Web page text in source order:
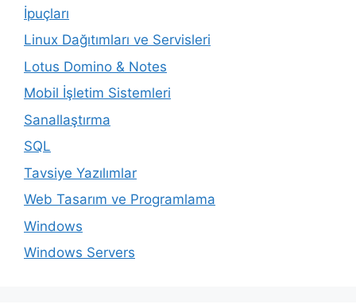
İpuçları
Linux Dağıtımları ve Servisleri
Lotus Domino & Notes
Mobil İşletim Sistemleri
Sanallaştırma
SQL
Tavsiye Yazılımlar
Web Tasarım ve Programlama
Windows
Windows Servers